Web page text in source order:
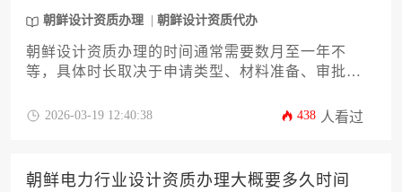
朝鲜设计资质办理 朝鲜设计资质代办
朝鲜设计资质办理的时间通常需要数月至一年不
等，具体时长取决于申请类型、材料准备、审批流
2026-03-19 12:40:38 438 人看过
朝鲜电力行业设计资质办理大概要多久时间